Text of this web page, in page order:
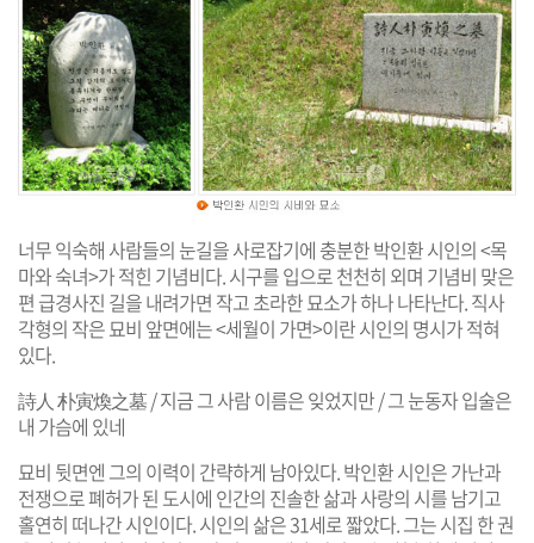
너무 익숙해 사람들의 눈길을 사로잡기에 충분한 박인환 시인의 <목
마와 숙녀>가 적힌 기념비다. 시구를 입으로 천천히 외며 기념비 맞은
편 급경사진 길을 내려가면 작고 초라한 묘소가 하나 나타난다. 직사
각형의 작은 묘비 앞면에는 <세월이 가면>이란 시인의 명시가 적혀
있다.
詩人 朴寅煥之墓 / 지금 그 사람 이름은 잊었지만 / 그 눈동자 입술은
내 가슴에 있네
묘비 뒷면엔 그의 이력이 간략하게 남아있다. 박인환 시인은 가난과
전쟁으로 폐허가 된 도시에 인간의 진솔한 삶과 사랑의 시를 남기고
홀연히 떠나간 시인이다. 시인의 삶은 31세로 짧았다. 그는 시집 한 권